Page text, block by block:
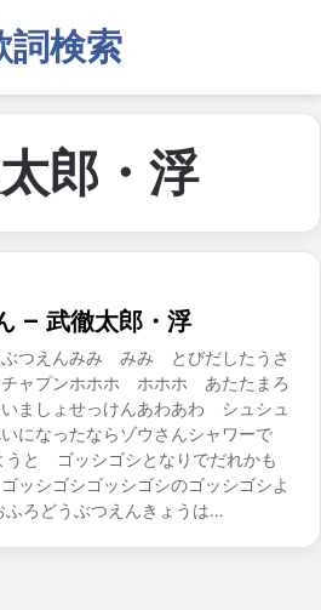
詞検索
郎・浮
– 武徹太郎・浮
つえんみみ みみ とびだしたうさ
ャプンホホホ ホホホ あたたまろ
ましょせっけんあわあわ シュシュ
になったならゾウさんシャワーで
うと ゴッシゴシとなりでだれかも
ッシゴシゴッシゴシのゴッシゴシよ
ろどうぶつえんきょうは…